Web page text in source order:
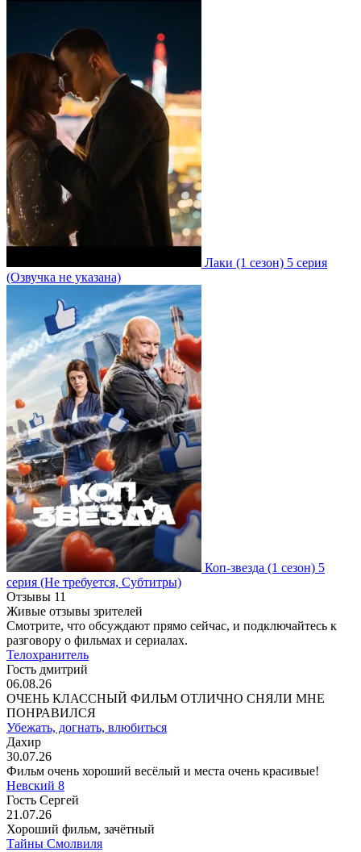
Лаки (1 сезон) 5 серия
(Озвучка не указана)
Коп-звезда (1 сезон) 5
серия (Не требуется, Субтитры)
Отзывы 11
Живые отзывы зрителей
Смотрите, что обсуждают прямо сейчас, и подключайтесь к
разговору о фильмах и сериалах.
Телохранитель
Гость дмитрий
06.08.26
ОЧЕНЬ КЛАССНЫЙ ФИЛЬМ ОТЛИЧНО СНЯЛИ МНЕ
ПОНРАВИЛСЯ
Убежать, догнать, влюбиться
Дахир
30.07.26
Фильм очень хороший весёлый и места очень красивые!
Невский 8
Гость Сергей
21.07.26
Хороший фильм, зачётный
Тайны Смолвиля